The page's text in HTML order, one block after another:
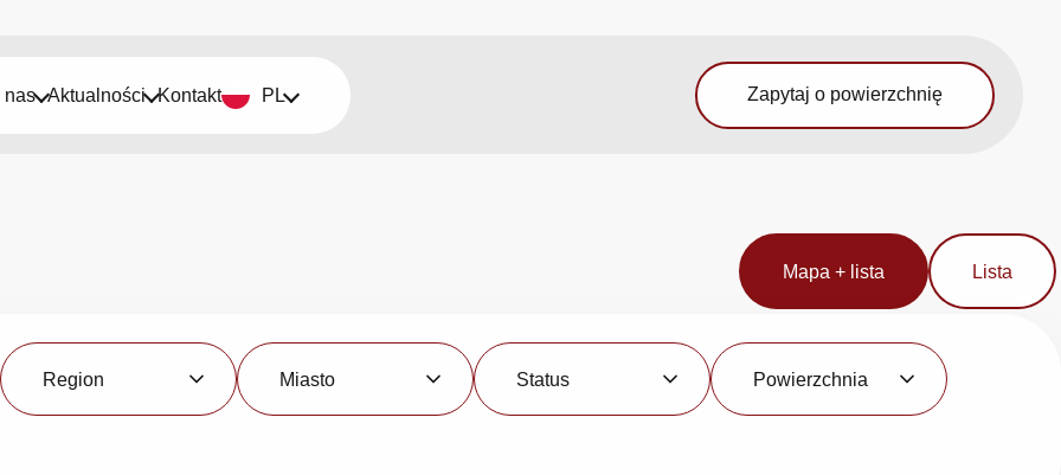
nas Aktualności Kontakt PL Zapytaj o powierzchnię
Mapa + lista Lista
Region
Region
Miasto
Miasto
Status
Status
Powierzchnia
Powierzchnia